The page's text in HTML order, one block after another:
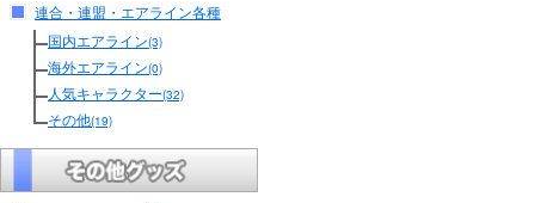
連合・連盟・エアライン各種
国内エアライン(3)
海外エアライン(0)
人気キャラクター(32)
その他(19)